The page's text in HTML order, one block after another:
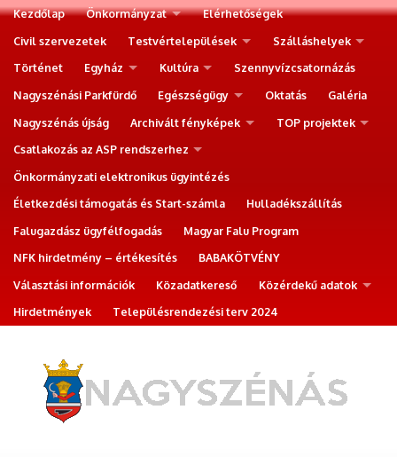
Kezdőlap Önkormányzat
Elérhetőségek
Civil szervezetek
Testvértelepülések
Szálláshelyek
Történet
Egyház Kultúra
Szennyvízcsatornázás
Nagyszénási Parkfürdő
Egészségügy Oktatás
Galéria
Nagyszénás újság
Archivált fényképek
TOP projektek
Csatlakozás az ASP rendszerhez
Önkormányzati elektronikus ügyintézés
Életkezdési támogatás és Start-számla
Hulladékszállítás
Falugazdász ügyfélfogadás
Magyar Falu Program
NFK hirdetmény – értékesítés
BABAKÖTVÉNY
Választási információk
Közadatkereső
Közérdekű adatok
Hirdetmények
Településrendezési terv 2024